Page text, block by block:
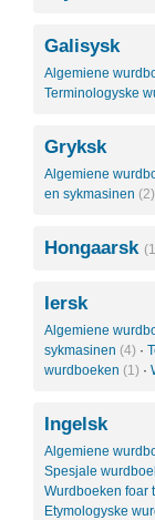
Galisysk
Algemiene
Terminologyske
Gryksk
Algemiene
en sykmasinen (2)
Hongaarsk
Iersk
Algemiene
sykmasinen (4) ·
wurdboeken (1) ·
Ingelsk
Algemiene
Spesjale
Wurdboeken foar
Etymologyske